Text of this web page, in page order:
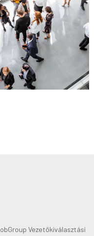
Vezetőkiválasztási